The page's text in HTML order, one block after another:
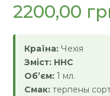
2200,00
Країна: Чехія
Зміст: HHC
Об’єм: 1 мл.
Смак: терпены